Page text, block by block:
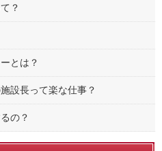
？
とは？
設長って楽な仕事？
の？